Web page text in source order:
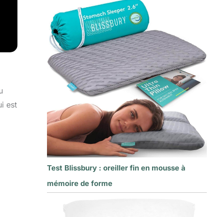
est
Test Blissbury : oreiller fin en mousse à
mémoire de forme